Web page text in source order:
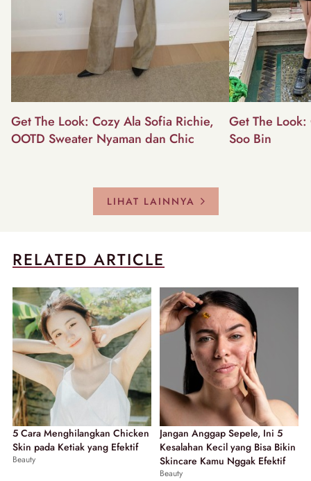
Get The Look: Cozy Ala Sofia Richie,
OOTD Sweater Nyaman dan Chic
Get The Look:
Soo Bin
LIHAT LAINNYA
RELATED ARTICLE
5 Cara Menghilangkan Chicken
Skin pada Ketiak yang Efektif
Beauty
Jangan Anggap Sepele, Ini 5
Kesalahan Kecil yang Bisa Bikin
Skincare Kamu Nggak Efektif
Beauty